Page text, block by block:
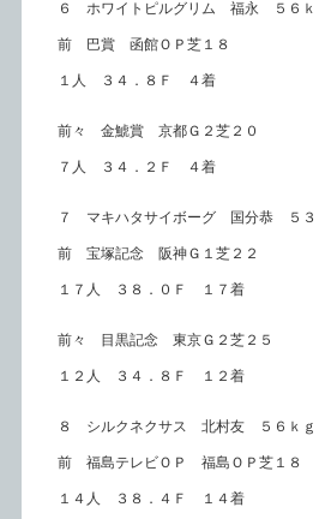
６ ホワイトピルグリム 福永 ５６ｋ
前 巴賞 函館ＯＰ芝１８
１人 ３４．８Ｆ ４着
前々 金鯱賞 京都Ｇ２芝２０
７人 ３４．２Ｆ ４着
７ マキハタサイボーグ 国分恭 ５３
前 宝塚記念 阪神Ｇ１芝２２
１７人 ３８．０Ｆ １７着
前々 目黒記念 東京Ｇ２芝２５
１２人 ３４．８Ｆ １２着
８ シルクネクサス 北村友 ５６ｋｇ
前 福島テレビＯＰ 福島ＯＰ芝１８
１４人 ３８．４Ｆ １４着